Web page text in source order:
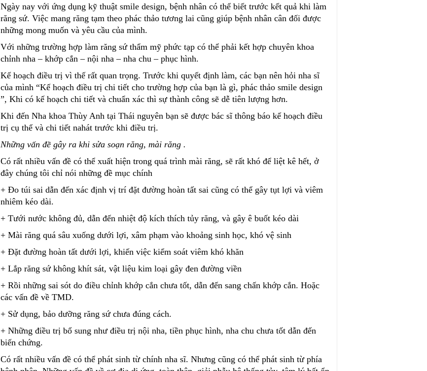
Ngày nay với ứng dụng kỹ thuật smile design, bệnh nhân có thể biết trước kết quả khi làm
răng sứ. Việc mang răng tạm theo phác thảo tương lai cũng giúp bệnh nhân cân đối được
những mong muốn và yêu cầu của mình.
Với những trường hợp làm răng sứ thẩm mỹ phức tạp có thể phải kết hợp chuyên khoa
chỉnh nha – khớp cắn – nội nha – nha chu – phục hình.
Kế hoạch điều trị vì thế rất quan trọng. Trước khi quyết định làm, các bạn nên hỏi nha sĩ
của mình “Kế hoạch điều trị chi tiết cho trường hợp của bạn là gì, phác thảo smile design
”, Khi có kế hoạch chi tiết và chuẩn xác thì sự thành công sẽ dễ tiên lượng hơn.
Khi đến Nha khoa Thùy Anh tại Thái nguyên bạn sẽ được bác sĩ thông báo kế hoạch điều
trị cụ thể và chi tiết nahát trước khi điều trị.
Những vấn đề gây ra khi sửa soạn răng, mài răng.
Có rất nhiều vấn đề có thể xuất hiện trong quá trình mài răng, sẽ rất khó để liệt kê hết, ở
đây chúng tôi chỉ nói những đề mục chính
+ Đo túi sai dẫn đến xác định vị trí đặt đường hoàn tất sai cũng có thể gây tụt lợi và viêm
nhiêm kéo dài.
+ Tưới nước không đủ, dẫn đến nhiệt độ kích thích tủy răng, và gây ê buốt kéo dài
+ Mài răng quá sâu xuống dưới lợi, xâm phạm vào khoảng sinh học, khó vệ sinh
+ Đặt đường hoàn tất dưới lợi, khiến việc kiểm soát viêm khó khăn
+ Lắp răng sứ không khít sát, vật liệu kim loại gây đen đường viền
+ Rồi những sai sót do điều chỉnh khớp cắn chưa tốt, dẫn đến sang chấn khớp cắn. Hoặc
các vấn đề về TMD.
+ Sử dụng, bảo dưỡng răng sứ chưa đúng cách.
+ Những điều trị bổ sung như điều trị nội nha, tiền phục hình, nha chu chưa tốt dẫn đến
biến chứng.
Có rất nhiều vấn đề có thể phát sinh từ chính nha sĩ. Nhưng cũng có thể phát sinh từ phía